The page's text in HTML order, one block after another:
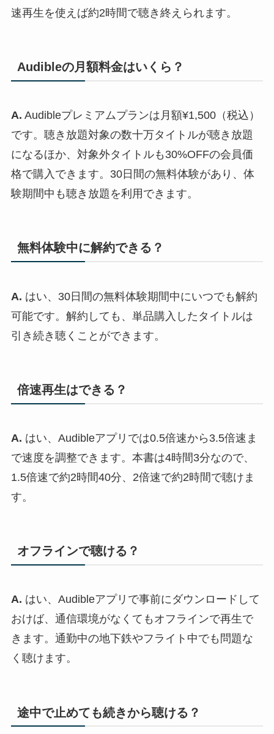
速再生を使えば約2時間で聴き終えられます。
Audibleの月額料金はいくら？
A. Audibleプレミアムプランは月額¥1,500（税込）
です。聴き放題対象の数十万タイトルが聴き放題
になるほか、対象外タイトルも30%OFFの会員価
格で購入できます。30日間の無料体験があり、体
験期間中も聴き放題を利用できます。
無料体験中に解約できる？
A. はい、30日間の無料体験期間中にいつでも解約
可能です。解約しても、単品購入したタイトルは
引き続き聴くことができます。
倍速再生はできる？
A. はい、Audibleアプリでは0.5倍速から3.5倍速ま
で速度を調整できます。本書は4時間3分なので、
1.5倍速で約2時間40分、2倍速で約2時間で聴けま
す。
オフラインで聴ける？
A. はい、Audibleアプリで事前にダウンロードして
おけば、通信環境がなくてもオフラインで再生で
きます。通勤中の地下鉄やフライト中でも問題な
く聴けます。
途中で止めても続きから聴ける？